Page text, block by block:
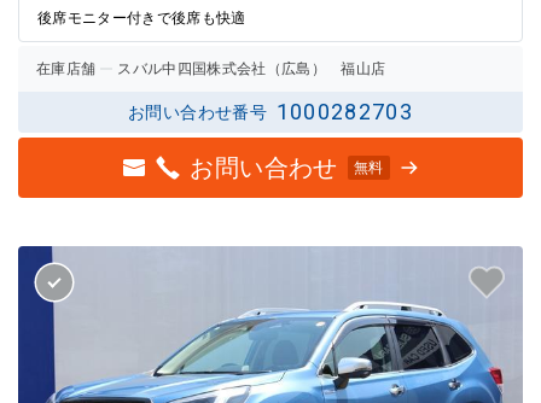
後席モニター付きで後席も快適
在庫店舗 スバル中四国株式会社（広島） 福山店
お問い合わせ番号 1000282703
お問い合わせ 無料